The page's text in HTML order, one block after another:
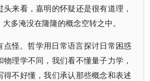
头来看，嘉明的怀疑还是很有道理，
多淹没在隆隆的概念空转之中。
点怪。哲学用日常语言探讨日常困惑
理学不同，我们看不懂量子力学，
得不好懂，我们承认那些概念和表述